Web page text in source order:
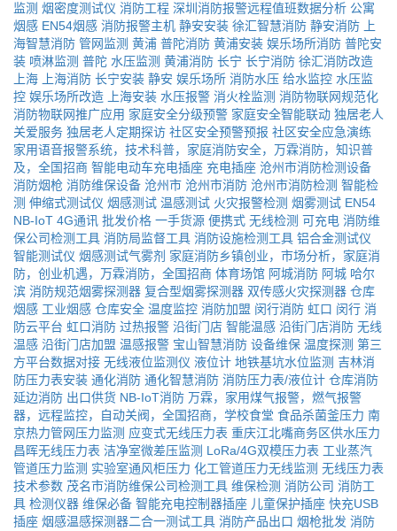
监测 烟密度测试仪 消防工程 深圳消防报警远程值班数据分析 公寓
烟感 EN54烟感 消防报警主机 静安安装 徐汇智慧消防 静安消防
上
海智慧消防 管网监测 黄浦 普陀消防 黄浦安装 娱乐场所消防 普陀安
装 喷淋监测 普陀 水压监测 黄浦消防 长宁 长宁消防 徐汇消防改造
上海
上海消防 长宁安装 静安 娱乐场所 消防水压 给水监控 水压监
控 娱乐场所改造 上海安装 水压报警 消火栓监测 消防物联网规范化
消防物联网推广应用 家庭安全分级预警 家庭安全智能联动 独居老人
关爱服务 独居老人定期探访 社区安全预警预报 社区安全应急演练
家用语音报警系统，技术科普，家庭消防安全，万霖消防，知识普
及，全国招商 智能电动车充电插座 充电插座 沧州市消防检测设备
消防烟枪 消防维保设备 沧州市 沧州市消防 沧州市消防检测 智能检
测 伸缩式测试仪 烟感测试 温感测试 火灾报警检测 烟雾测试 EN54
NB-IoT 4G通讯 批发价格 一手货源 便携式 无线检测 可充电 消防维
保公司检测工具 消防局监督工具 消防设施检测工具 铝合金测试仪
智能测试仪 烟感测试气雾剂 家庭消防乡镇创业，市场分析，家庭消
防，创业机遇，万霖消防，全国招商 体育场馆 阿城消防 阿城 哈尔
滨 消防规范烟雾探测器 复合型烟雾探测器 双传感火灾探测器 仓库
烟感 工业烟感 仓库安全 温度监控 消防加盟 闵行消防 虹口 闵行 消
防云平台 虹口消防 过热报警 沿街门店 智能温感 沿街门店消防 无线
温感 沿街门店加盟 温感报警 宝山智慧消防 设备维保 温度探测 第三
方平台数据对接 无线液位监测仪 液位计 地铁基坑水位监测 吉林消
防压力表安装 通化消防 通化智慧消防 消防压力表/液位计 仓库消防
延边消防 出口供货 NB-IoT消防 万霖，家用煤气报警，燃气报警
器，远程监控，自动关阀，全国招商，学校食堂 食品杀菌釜压力 南
京热力管网压力监测 应变式无线压力表 重庆江北嘴商务区供水压力
昌晖无线压力表 洁净室微差压监测 LoRa/4G双模压力表 工业蒸汽
管道压力监测 实验室通风柜压力 化工管道压力无线监测 无线压力表
技术参数 茂名市消防维保公司检测工具 维保检测 消防公司 消防工
具 检测仪器 维保必备 智能充电控制器插座 儿童保护插座 快充USB
插座 烟感温感探测器二合一测试工具 消防产品出口 烟枪批发 消防